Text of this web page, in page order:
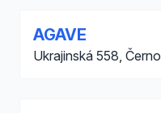
AGAVE
Ukrajinská 558,